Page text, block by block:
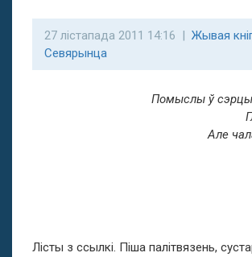
27 лістапада 2011 14:16 | Жывая
Севярынца
Помыслы ў
Але
Лісты з ссылкі. Піша палітвязень,